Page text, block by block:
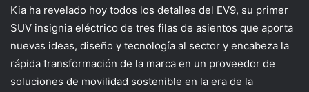
Kia ha revelado hoy todos los detalles del EV9, su primer
SUV insignia eléctrico de tres filas de asientos que aporta
nuevas ideas, diseño y tecnología al sector y encabeza la
rápida transformación de la marca en un proveedor de
soluciones de movilidad sostenible en la era de la